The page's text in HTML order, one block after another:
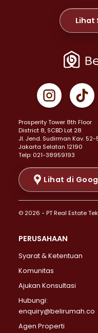
Properti Dijual di
Properti Dijual di
Properti Dijual di
Properti Dijual di Gambir
Properti Dijual di Johar
Properti Dijual di
Properti Dijual di Senen
Properti Dijual di Tanah
Properti Dijual di Cikini >
Properti Dijual di Kramat
Properti Dijual di Pasar
Properti Dijual di
Properti Dijual di
Properti Dijual di Lebak
Properti Dijual di
Properti Dijual di
Properti Dijual di
Properti Dijual di
Properti Dijual di
Lihat
Prosperity Tower 8th Floor
District 8, SCBD Lot 28
JI. Jend. Sudirman Kav. 52-
Jakarta Selatan 12190
Telp: 021-38959193
Lihat di
© 2026 - PT Real Estate
PERUSAHAAN
Syarat & Ketentuan
Komunitas
Ajukan Konsultasi
Hubungi:
enquiry@belirumah.co
Agen Properti